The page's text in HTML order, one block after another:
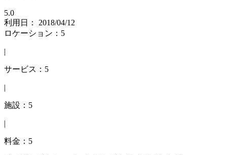
5.0
利用日： 2018/04/12
ロケーション：5
|
サービス：5
|
施設：5
|
料金：5